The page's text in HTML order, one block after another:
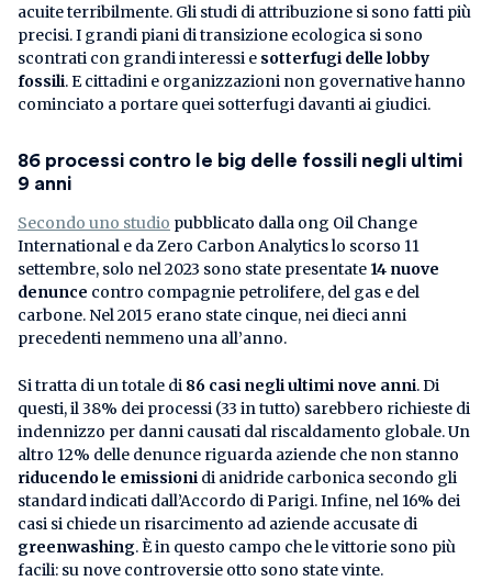
acuite terribilmente. Gli studi di attribuzione si sono fatti più
precisi. I grandi piani di transizione ecologica si sono
scontrati con grandi interessi e sotterfugi delle lobby
fossili. E cittadini e organizzazioni non governative hanno
cominciato a portare quei sotterfugi davanti ai giudici.
86 processi contro le big delle fossili negli ultimi
9 anni
Secondo uno studio pubblicato dalla ong Oil Change
International e da Zero Carbon Analytics lo scorso 11
settembre, solo nel 2023 sono state presentate 14 nuove
denunce contro compagnie petrolifere, del gas e del
carbone. Nel 2015 erano state cinque, nei dieci anni
precedenti nemmeno una all’anno.
Si tratta di un totale di 86 casi negli ultimi nove anni. Di
questi, il 38% dei processi (33 in tutto) sarebbero richieste di
indennizzo per danni causati dal riscaldamento globale. Un
altro 12% delle denunce riguarda aziende che non stanno
riducendo le emissioni di anidride carbonica secondo gli
standard indicati dall’Accordo di Parigi. Infine, nel 16% dei
casi si chiede un risarcimento ad aziende accusate di
greenwashing. È in questo campo che le vittorie sono più
facili: su nove controversie otto sono state vinte.